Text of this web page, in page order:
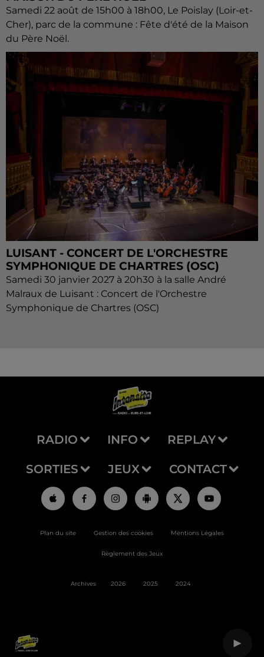
Samedi 22 août de 15h00 à 18h00, Le Poislay (Loir-et-
Cher), parc de la commune : Fête d'été de la Maison
du Père Noël.
LUISANT - CONCERT DE L'ORCHESTRE
SYMPHONIQUE DE CHARTRES (OSC)
Samedi 30 janvier 2027 à 20h30 à la salle André
Malraux de Luisant : Concert de l'Orchestre
Symphonique de Chartres (OSC)
RADIO INFO REPLAY
SORTIES JEUX CONTACT
Plan du site Gestion des cookies Mentions Légales
Règlement des Jeux
Archives 2026 2025 2024